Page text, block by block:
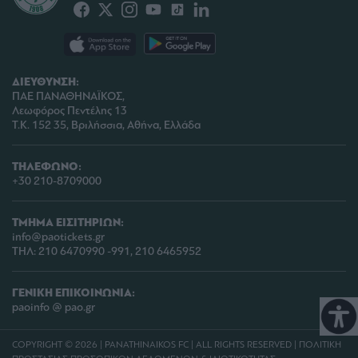
ΔΙΕΥΘΥΝΣΗ:
ΠΑΕ ΠΑΝΑΘΗΝΑΪΚΟΣ,
Λεωφόρος Πεντέλης 13
Τ.Κ. 152 35, Βριλήσσια, Αθήνα, Ελλάδα
ΤΗΛΕΦΩΝΟ:
+30 210-8709000
ΤΜΗΜΑ ΕΙΣΙΤΗΡΙΩΝ:
info@paotickets.gr
ΤΗΛ: 210 6470990 -991, 210 6465952
ΓΕΝΙΚΗ ΕΠΙΚΟΙΝΩΝΙΑ:
paoinfo @ pao.gr
COPYRIGHT © 2026 | PANATHINAIKOS FC | ALL RIGHTS RESERVED | ΠΟΛΙΤΙΚΗ